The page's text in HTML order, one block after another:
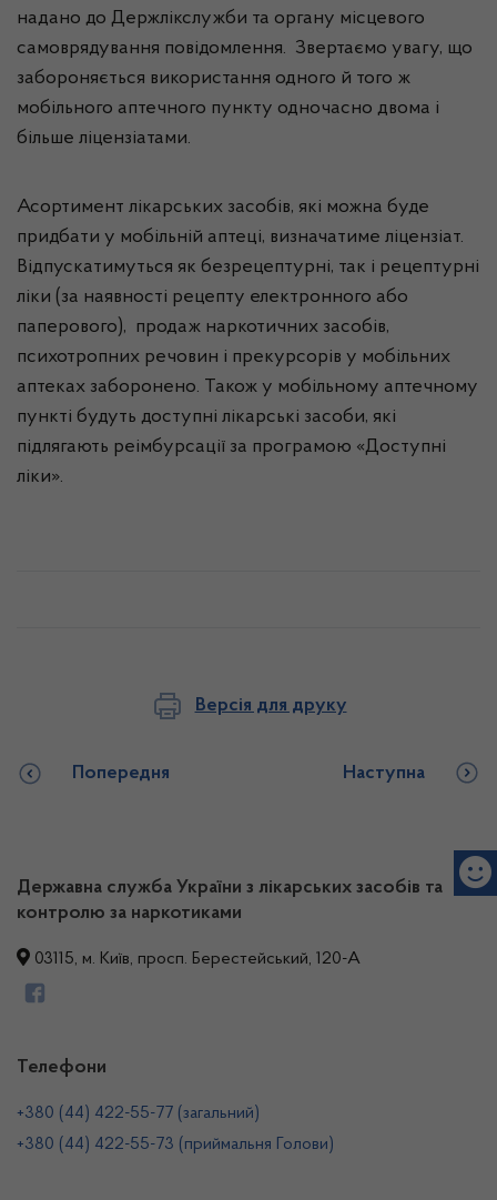
надано до Держлікслужби та органу місцевого
самоврядування повідомлення. Звертаємо увагу, що
забороняється використання одного й того ж
мобільного аптечного пункту одночасно двома і
більше ліцензіатами.
Асортимент лікарських засобів, які можна буде
придбати у мобільній аптеці, визначатиме ліцензіат.
Відпускатимуться як безрецептурні, так і рецептурні
ліки (за наявності рецепту електронного або
паперового), продаж наркотичних засобів,
психотропних речовин і прекурсорів у мобільних
аптеках заборонено. Також у мобільному аптечному
пункті будуть доступні лікарські засоби, які
підлягають реімбурсації за програмою «Доступні
ліки».
Версія для друку
Попередня Наступна
Державна служба України з лікарських засобів та
контролю за наркотиками
03115, м. Київ, просп. Берестейський, 120-А
Телефони
+380 (44) 422-55-77 (загальний)
+380 (44) 422-55-73 (приймальня Голови)